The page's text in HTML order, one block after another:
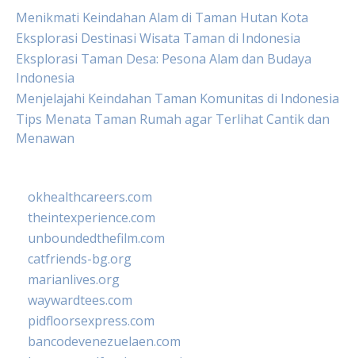
Menikmati Keindahan Alam di Taman Hutan Kota
Eksplorasi Destinasi Wisata Taman di Indonesia
Eksplorasi Taman Desa: Pesona Alam dan Budaya
Indonesia
Menjelajahi Keindahan Taman Komunitas di Indonesia
Tips Menata Taman Rumah agar Terlihat Cantik dan
Menawan
okhealthcareers.com
theintexperience.com
unboundedthefilm.com
catfriends-bg.org
marianlives.org
waywardtees.com
pidfloorsexpress.com
bancodevenezuelaen.com